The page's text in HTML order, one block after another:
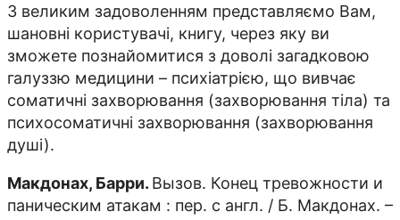
З великим задоволенням представляємо Вам,
шановні користувачі, книгу, через яку ви
зможете познайомитися з доволі загадковою
галуззю медицини – психіатрією, що вивчає
соматичні захворювання (захворювання тіла) та
психосоматичні захворювання (захворювання
душі).
Макдонах, Барри. Вызов. Конец тревожности и
паническим атакам : пер. с англ. / Б. Макдонах. –